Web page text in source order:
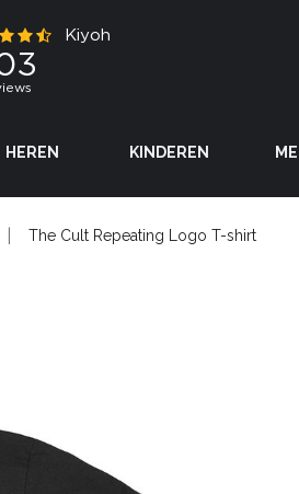
HEREN KINDEREN
The Cult Repeating Logo T-shirt